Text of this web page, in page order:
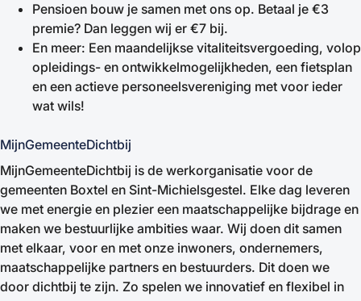
Pensioen bouw je samen met ons op. Betaal je €3
premie? Dan leggen wij er €7 bij.
En meer: Een maandelijkse vitaliteitsvergoeding, volop
opleidings- en ontwikkelmogelijkheden, een fietsplan
en een actieve personeelsvereniging met voor ieder
wat wils!
MijnGemeenteDichtbij
MijnGemeenteDichtbij is de werkorganisatie voor de
gemeenten Boxtel en Sint-Michielsgestel. Elke dag leveren
we met energie en plezier een maatschappelijke bijdrage en
maken we bestuurlijke ambities waar. Wij doen dit samen
met elkaar, voor en met onze inwoners, ondernemers,
maatschappelijke partners en bestuurders. Dit doen we
door dichtbij te zijn. Zo spelen we innovatief en flexibel in